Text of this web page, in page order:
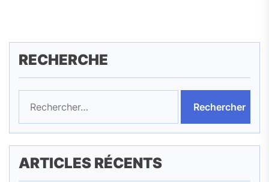
RECHERCHE
ARTICLES RÉCENTS